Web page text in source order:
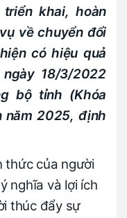
khai, hoàn
về chuyển đổi
có hiệu quả
18/3/2022
bộ tỉnh (Khóa
năm 2025, định
thức của người
nghĩa và lợi ích
thúc đẩy sự